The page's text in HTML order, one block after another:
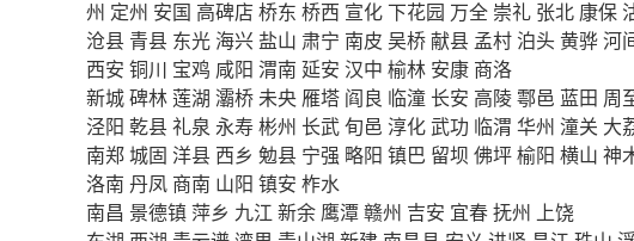
州 定州 安国 高碑店 桥东 桥西 宣化下花园 万全 崇礼 张北 康保
沧县 青县 东光 海兴 盐山 肃宁 南皮 吴桥献县 孟村 泊头黄骅河
西安 铜川 宝鸡 咸阳 渭南 延安 汉中 榆林 安康 商洛
新城碑林莲湖 灞桥未央 雁塔 阎良 临潼 长安 高陵鄠邑 蓝田 周
泾阳 乾县礼泉 永寿彬州 长武旬邑 淳化武功 临渭 华州 潼关 大
南郑城固 洋县 西乡 勉县 宁强 略阳 镇巴 留坝 佛坪榆阳 横山 神
洛南 丹凤 商南 山阳 镇安 柞水
南昌 景德镇萍乡 九江 新余 鹰潭赣州 吉安 宜春抚州 上饶